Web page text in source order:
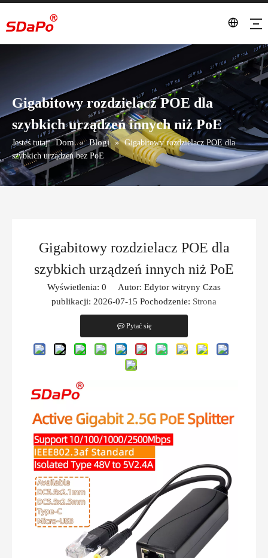
Gigabitowy rozdzielacz POE dla
szybkich urządzeń innych niż PoE
Jesteś tutaj: Dom » Blogi » Gigabitowy rozdzielacz POE dla
szybkich urządzeń bez PoE
Gigabitowy rozdzielacz POE dla
szybkich urządzeń innych niż PoE
Wyświetlenia: 0 Autor: Edytor witryny Czas
publikacji: 2026-07-15 Pochodzenie: Strona
Pytać się